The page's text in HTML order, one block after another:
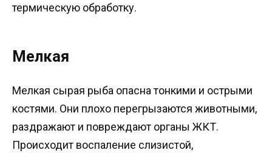
термическую обработку.
Мелкая
Мелкая сырая рыба опасна тонкими и острыми
костями. Они плохо перегрызаются животными,
раздражают и повреждают органы ЖКТ.
Происходит воспаление слизистой,